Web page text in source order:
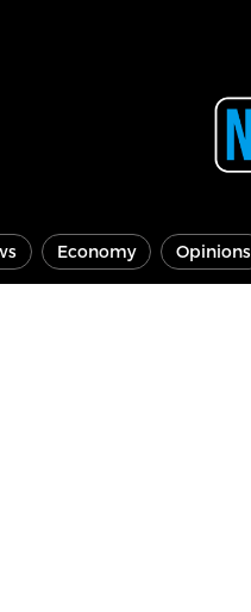
Economy Opinions